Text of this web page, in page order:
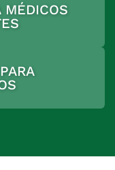
MÉDICOS